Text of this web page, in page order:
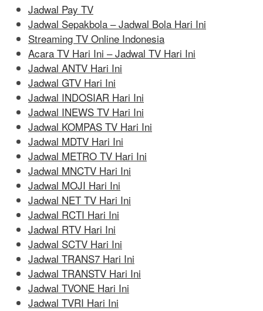
Jadwal Pay TV
Jadwal Sepakbola – Jadwal Bola Hari Ini
Streaming TV Online Indonesia
Acara TV Hari Ini – Jadwal TV Hari Ini
Jadwal ANTV Hari Ini
Jadwal GTV Hari Ini
Jadwal INDOSIAR Hari Ini
Jadwal INEWS TV Hari Ini
Jadwal KOMPAS TV Hari Ini
Jadwal MDTV Hari Ini
Jadwal METRO TV Hari Ini
Jadwal MNCTV Hari Ini
Jadwal MOJI Hari Ini
Jadwal NET TV Hari Ini
Jadwal RCTI Hari Ini
Jadwal RTV Hari Ini
Jadwal SCTV Hari Ini
Jadwal TRANS7 Hari Ini
Jadwal TRANSTV Hari Ini
Jadwal TVONE Hari Ini
Jadwal TVRI Hari Ini